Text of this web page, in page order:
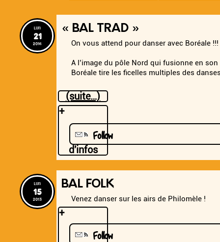
lun
21
2014
« BAL TRAD »
On vous attend pour danser avec Boréale !!!
A l’image du pôle Nord qui fusionne en
Boréale tire les ficelles multiples des
(suite…)
Follow
+
d'infos
lun
15
2013
BAL FOLK
Venez danser sur les airs de Philomèle !
Follow
+